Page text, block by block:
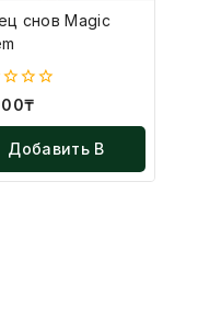
снов Magic
₸
Добавить В
Корзину